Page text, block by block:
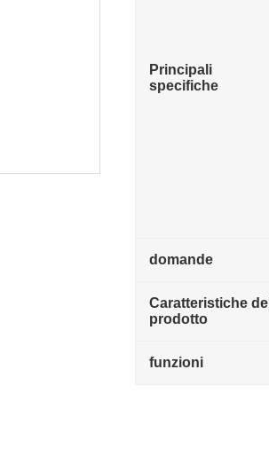
Principali
specifiche
domande
Caratteristiche del
prodotto
funzioni